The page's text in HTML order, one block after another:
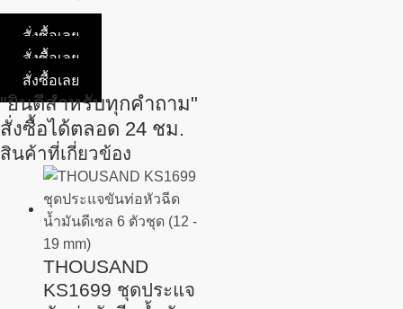
สั่งซื้อเลย
สั่งซื้อเลย
สั่งซื้อเลย
"ยินดีสำหรับทุกคำถาม"
สั่งซื้อได้ตลอด 24 ชม.
สินค้าที่เกี่ยวข้อง
THOUSAND
KS1699 ชุดประแจ